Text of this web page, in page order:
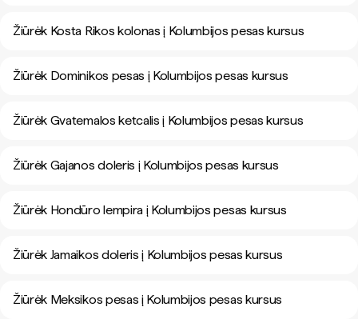
Žiūrėk Kosta Rikos kolonas į Kolumbijos pesas kursus
Žiūrėk Dominikos pesas į Kolumbijos pesas kursus
Žiūrėk Gvatemalos ketcalis į Kolumbijos pesas kursus
Žiūrėk Gajanos doleris į Kolumbijos pesas kursus
Žiūrėk Hondūro lempira į Kolumbijos pesas kursus
Žiūrėk Jamaikos doleris į Kolumbijos pesas kursus
Žiūrėk Meksikos pesas į Kolumbijos pesas kursus